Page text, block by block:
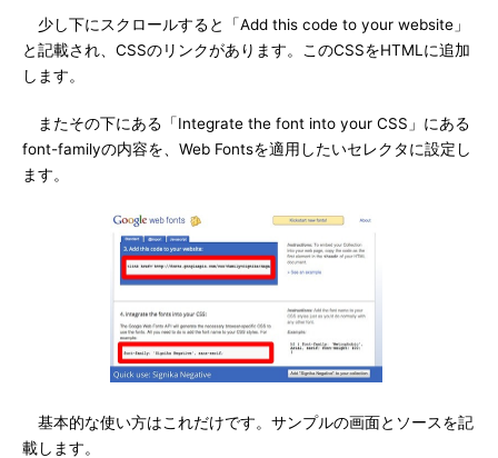
少し下にスクロールすると「Add this code to your website」
と記載され、CSSのリンクがあります。このCSSをHTMLに追加
します。
またその下にある「Integrate the font into your CSS」にある
font-familyの内容を、Web Fontsを適用したいセレクタに設定し
ます。
基本的な使い方はこれだけです。サンプルの画面とソースを記
載します。